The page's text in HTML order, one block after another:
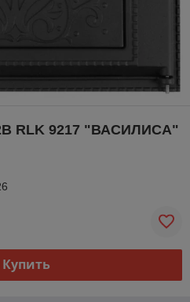
RLK 9217 "ВАСИЛИСА"
Купить